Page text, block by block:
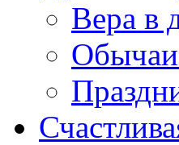
Вера в